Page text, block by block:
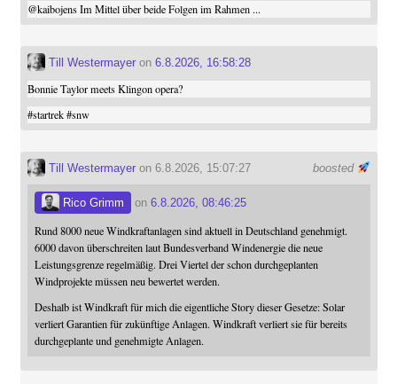
@kaibojensIm Mittel über beide Folgen im Rahmen ...
Till Westermayeron 6.8.2026, 16:58:28
Bonnie Taylor meets Klingon opera?
#startrek #snw
boosted
Till Westermayeron 6.8.2026, 15:07:27
Rico Grimm on 6.8.2026, 08:46:25
Rund 8000 neue Windkraftanlagen sind aktuell in Deutschland genehmigt.
6000 davon überschreiten laut Bundesverband Windenergie die neue
Leistungsgrenze regelmäßig. Drei Viertel der schon durchgeplanten
Windprojekte müssen neu bewertet werden.
Deshalb ist Windkraft für mich die eigentliche Story dieser Gesetze: Solar
verliert Garantien für zukünftige Anlagen. Windkraft verliert sie für bereits
durchgeplante und genehmigte Anlagen.